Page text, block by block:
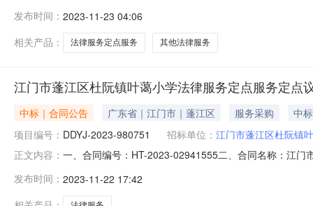
杜阮镇叶蔼小学地址：广东省-江门市-蓬江区江门市蓬
发布时间： 2023-11-23 04:06
相关产品：
法律服务定点服务 其他法律服务
江门市蓬江区杜阮镇叶蔼小学法律服务定点服务定点
中标｜合同公告 广东省｜江门市｜蓬江区 服务采购
中
项目编号： DDYJ-2023-980751 招标单位： 江门市蓬江区杜阮镇
正文内容： 一、合同编号：HT-2023-02941555二、合同名称：江
3650357供应商（乙方）：广东秉铨律师事务所地址：
发布时间： 2023-11-22 17:42